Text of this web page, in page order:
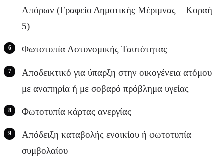
Απόρων (Γραφείο Δημοτικής Μέριμνας – Κοραή
5)
Φωτοτυπία Αστυνομικής Ταυτότητας
Αποδεικτικό για ύπαρξη στην οικογένεια ατόμου
με αναπηρία ή με σοβαρό πρόβλημα υγείας
Φωτοτυπία κάρτας ανεργίας
Απόδειξη καταβολής ενοικίου ή φωτοτυπία
συμβολαίου